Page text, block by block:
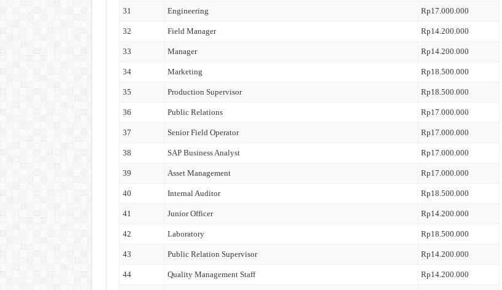
31 Engineering Rp17.000.000
32 Field Manager Rp14.200.000
33 Manager Rp14.200.000
34 Marketing Rp18.500.000
35 Production Supervisor Rp18.500.000
36 Public Relations Rp17.000.000
37 Senior Field Operator Rp17.000.000
38 SAP Business Analyst Rp17.000.000
39 Asset Management Rp17.000.000
40 Internal Auditor Rp18.500.000
41 Junior Officer Rp14.200.000
42 Laboratory Rp18.500.000
43 Public Relation Supervisor Rp14.200.000
44 Quality Management Staff Rp14.200.000